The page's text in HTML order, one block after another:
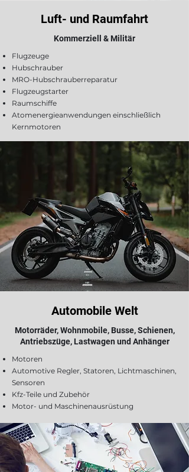
Luft- und Raumfahrt
Kommerziell & Militär
Flugzeuge
Hubschrauber
MRO-Hubschrauberreparatur
Flugzeugstarter
Raumschiffe
Atomenergieanwendungen einschließlich
Kernmotoren
Automobile Welt
Motorräder, Wohnmobile, Busse, Schienen,
Antriebszüge, Lastwagen und Anhänger
Motoren
Automotive ​Regler, Statoren, Lichtmaschinen,
Sensoren
Kfz-Teile und Zubehör
Motor- und Maschinenausrüstung